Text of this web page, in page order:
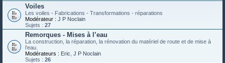
Voiles
Les voiles - Fabrications - Transformations - réparations
Modérateur : J P Noclain
Sujets : 27
Remorques - Mises à l’eau
La construction, la réparation, la rénovation du matériel de route et de mise à
l’eau.
Modérateurs : Eric J P Noclain
Sujets : 26